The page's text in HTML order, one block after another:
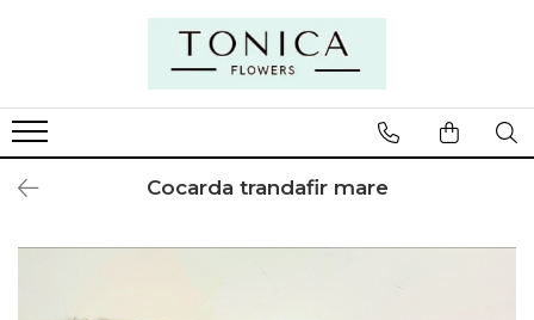
Cocarda trandafir mare